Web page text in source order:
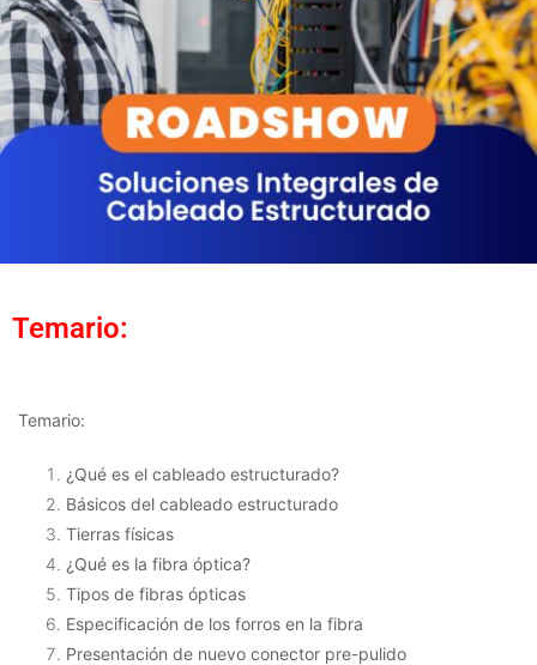
Temario:
Temario:
¿Qué es el cableado estructurado?
Básicos del cableado estructurado
Tierras físicas
¿Qué es la fibra óptica?
Tipos de fibras ópticas
Especificación de los forros en la fibra
Presentación de nuevo conector pre-pulido